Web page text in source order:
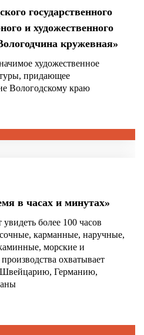
государственного
и художественного
кружевная»
художественное
придающее
Вологодскому краю
в часах и минутах»
более 100 часов
карманные, наручные,
морские и
охватывает
Германию,